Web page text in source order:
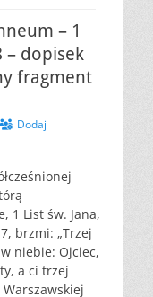
– 1
– dopisek
fragment
Dodaj
1 List św. Jana,
brzmi: „Trzej
niebie: Ojciec,
a ci trzej